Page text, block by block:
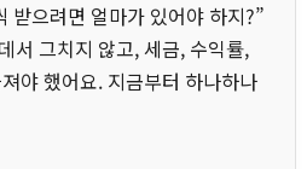
받으려면 얼마가 있어야 하지?”
서 그치지 않고, 세금, 수익률,
야 했어요. 지금부터 하나하나